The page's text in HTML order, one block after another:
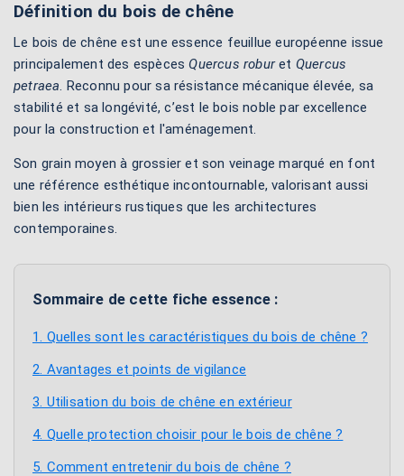
Définition du bois de chêne
Le bois de chêne est une essence feuillue européenne issue
principalement des espècesQuercus roburet Quercus
petraea. Reconnu pour sa résistance mécanique élevée, sa
stabilité et sa longévité, c’est le bois noble par excellence
pour la construction et l'aménagement.
Son grain moyen à grossier et son veinage marqué en font
une référence esthétique incontournable, valorisant aussi
bien les intérieurs rustiques que les architectures
contemporaines.
Sommaire de cette fiche essence :
1. Quelles sont les caractéristiques du bois de chêne ?
2. Avantages et points de vigilance
3. Utilisation du bois de chêne en extérieur
4. Quelle protection choisir pour le bois de chêne ?
5. Comment entretenir du bois de chêne ?